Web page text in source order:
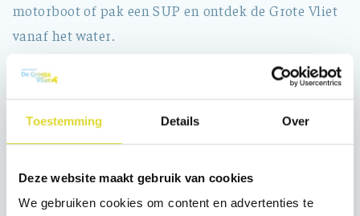
Toestemming Details Over
Deze website maakt gebruik van cookies
We gebruiken cookies om content en advertenties te
motorboot of pak een SUP en ontdek de Grote Vliet
vanaf het water.
Tot snel bij ’t Hartje!
Onze menukaart en meer informatie over de
de website van ’t Hartje.
Openingstijden